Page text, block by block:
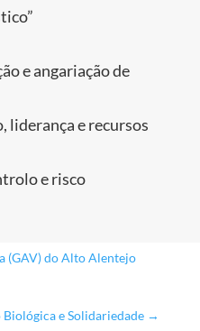
e angariação de
liderança e recursos
e risco
(GAV) do Alto Alentejo
e Solidariedade →